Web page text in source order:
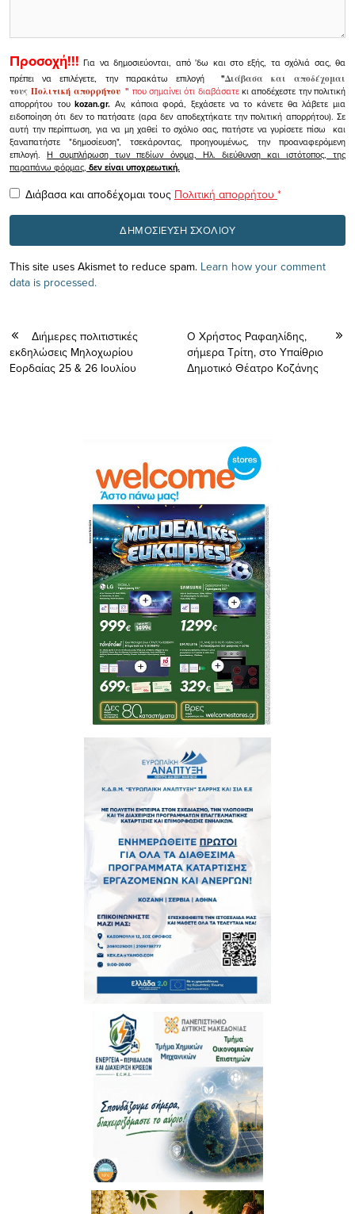
Προσοχή!!! Για να δημοσιεύονται, από 'δω και στο εξής, τα σχόλιά σας, θα
πρέπει να επιλέγετε, την παρακάτω επιλογή
"Διάβασα και αποδέχομαι
τουςΠολιτική απορρήτου" που σημαίνει ότι διαβάσατεκι αποδέχεστε την πολιτική
απορρήτου τουkozan.gr. Αν, κάποια φορά, ξεχάσετε να το κάνετε θα λάβετε μια
ειδοποίηση ότι δεν το πατήσατε (αρα δεν αποδεχτήκατε την πολιτική απορρήτου). Σε
αυτή την περίπτωση, για να μη χαθεί το σχόλιο σας, πατήστε να γυρίσετε πίσω και
ξαναπατήστε "δημοσίευση", τσεκάροντας, προηγουμένως, την προαναφερόμενη
επιλογή.Η συμπλήρωση των πεδίων όνομα, Ηλ. διεύθυνση και ιστότοπος, της
παραπάνω φόρμας, δεν είναι υποχρεωτική.
Διάβασα και αποδέχομαι τους Πολιτική απορρήτου *
This site uses Akismet to reduce spam. Learn how your comment
data is processed.
Διήμερες πολιτιστικές
εκδηλώσεις Μηλοχωρίου
Εορδαίας 25 & 26 Ιουλίου
O Χρήστος Ραφαηλίδης,
σήμερα Τρίτη, στο Υπαίθριο
Δημοτικό Θέατρο Κοζάνης